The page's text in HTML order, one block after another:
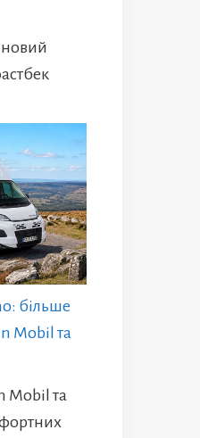
новий
більше
Mobil та
Mobil та